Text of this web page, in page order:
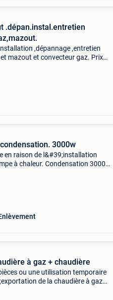
.dépan.instal.entretien
,dépannage ,entretien
mazout et convecteur gaz. Prix
3000w
en raison de l&#39;installation
à chaleur. Condensation 3000w
à gaz + chaudière
ou une utilisation temporaire
de la chaudière à gaz